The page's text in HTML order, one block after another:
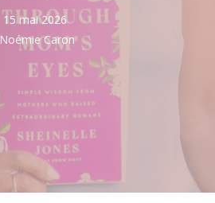
15 mai 2026
Noémie Caron